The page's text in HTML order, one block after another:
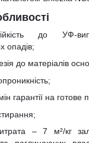
до УФ-
опадів;
до матеріалів
гарантії на готове
– 7 м²/кг